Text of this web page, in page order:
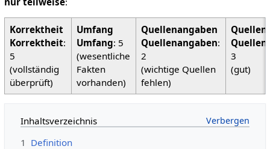
Korrektheit:
5
(vollständig
überprüft)
Umfang: 5
(wesentliche
Fakten
vorhanden)
Quellenangaben:
2
(wichtige Quellen
fehlen)
3
(gut)
Inhaltsverzeichnis
1 Definition